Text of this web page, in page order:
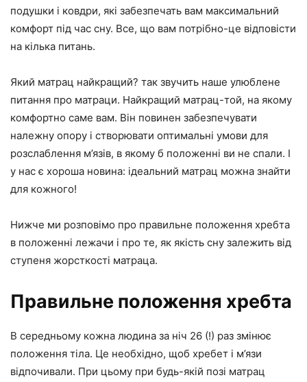
подушки і ковдри, які забезпечать вам максимальний
комфорт під час сну. Все, що вам потрібно-це відповісти
на кілька питань.
Який матрац найкращий? так звучить наше улюблене
питання про матраци. Найкращий матрац-той, на якому
комфортно саме вам. Він повинен забезпечувати
належну опору і створювати оптимальні умови для
розслаблення м’язів, в якому б положенні ви не спали. І
у нас є хороша новина: ідеальний матрац можна знайти
для кожного!
Нижче ми розповімо про правильне положення хребта
в положенні лежачи і про те, як якість сну залежить від
ступеня жорсткості матраца.
Правильне положення хребта
В середньому кожна людина за ніч 26 (!) раз змінює
положення тіла. Це необхідно, щоб хребет і м’язи
відпочивали. При цьому при будь-якій позі матрац